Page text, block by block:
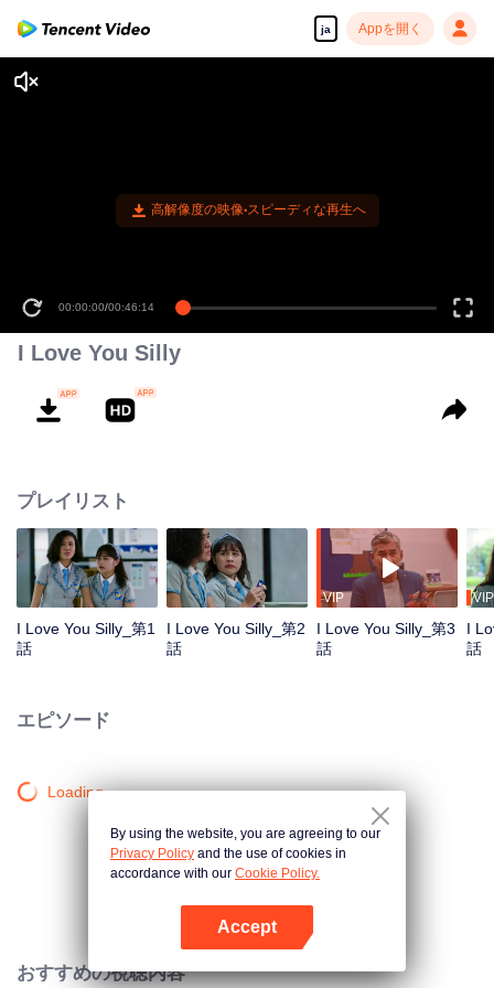
ja Appを開く
高解像度の映像•スピーディな再生へ
00:00:00/00:46:14
I Love You Silly
プレイリスト
I Love You Silly_第1
話
I Love You Silly_第2
話
VIP
I Love You Silly_第3
話
VIP
I
話
エピソード
Loading…
おすすめの視聴内容
By using the website, you are agreeing to our
Privacy Policy and the use of cookies in
accordance with our Cookie Policy.
Accept